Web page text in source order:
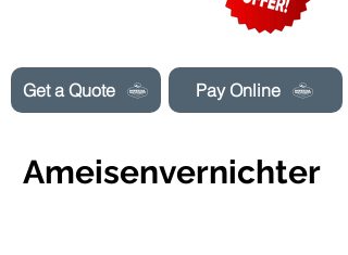
Get a Quote Pay Online
Ameisenvernichter